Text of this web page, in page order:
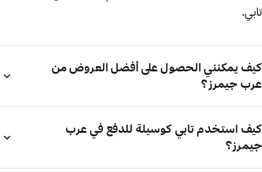
تابي.
كيف يمكنني الحصول على أفضل العروض من
عرب جيمرز؟
كيف استخدم تابي كوسيلة للدفع في عرب
جيمرز؟